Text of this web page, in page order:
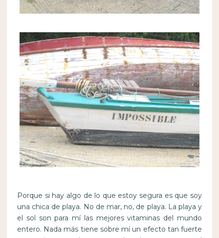
Porque si hay algo de lo que estoy segura es que soy
una chica de playa. No de mar, no, de playa. La playa y
el sol son para mí las mejores vitaminas del mundo
entero. Nada más tiene sobre mí un efecto tan fuerte